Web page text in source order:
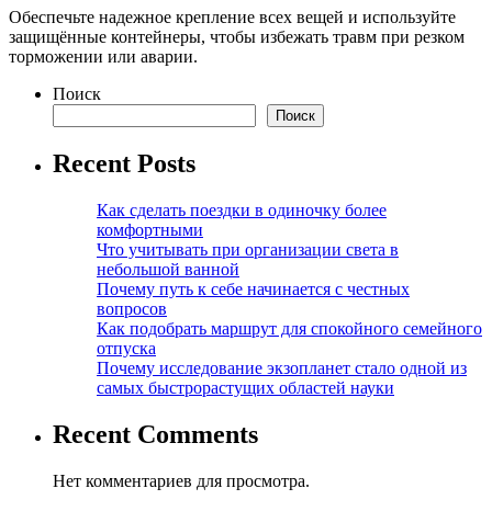
Обеспечьте надежное крепление всех вещей и используйте
защищённые контейнеры, чтобы избежать травм при резком
торможении или аварии.
Поиск
Поиск
Recent Posts
Как сделать поездки в одиночку более
комфортными
Что учитывать при организации света в
небольшой ванной
Почему путь к себе начинается с честных
вопросов
Как подобрать маршрут для спокойного семейного
отпуска
Почему исследование экзопланет стало одной из
самых быстрорастущих областей науки
Recent Comments
Нет комментариев для просмотра.